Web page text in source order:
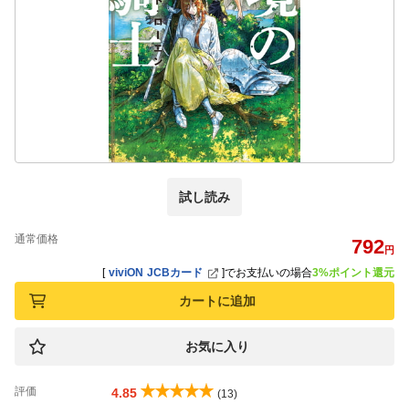
試し読み
通常価格 792円
[ viviON JCBカード ]でお支払いの場合3%ポイント還元
カートに追加
お気に入り
評価 4.85 (13)